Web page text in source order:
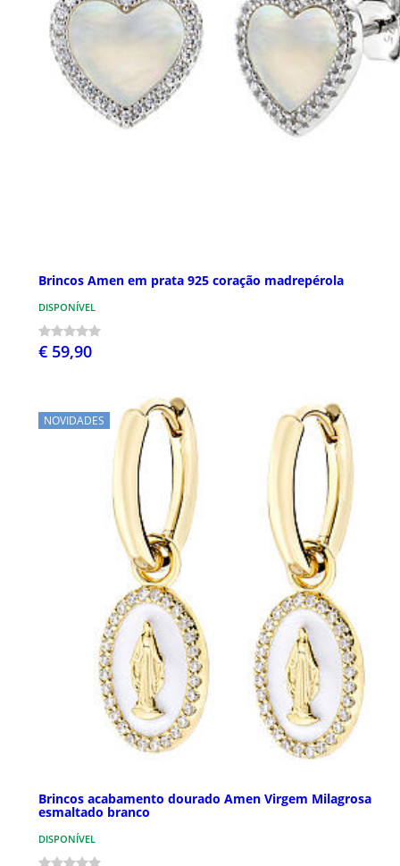
Brincos Amen em prata 925 coração madrepérola
DISPONÍVEL
€ 59,90
NOVIDADES
Brincos acabamento dourado Amen Virgem Milagrosa
esmaltado branco
DISPONÍVEL